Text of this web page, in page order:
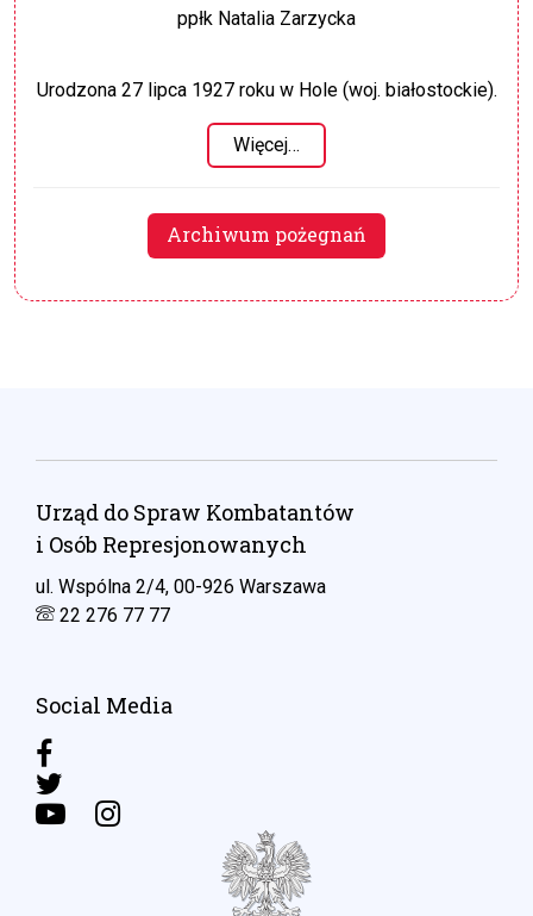
ppłk Natalia Zarzycka
Urodzona 27 lipca 1927 roku w Hole (woj. białostockie).
Więcej…
Archiwum pożegnań
Urząd do Spraw Kombatantów
i Osób Represjonowanych
ul. Wspólna 2/4, 00-926 Warszawa
22 276 77 77
Social Media